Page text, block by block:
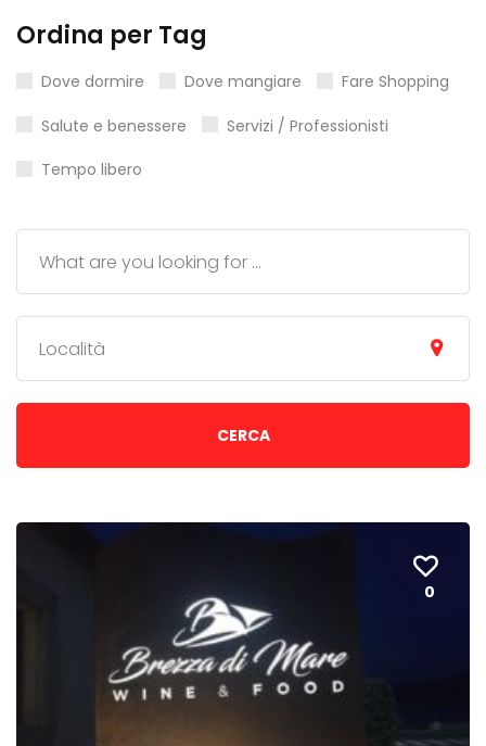
Ordina per Tag
Dove dormire Dove mangiare Fare Shopping
Salute e benessere Servizi / Professionisti
Tempo libero
Località
CERCA
0